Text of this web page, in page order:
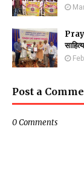
Post a
0 Comments